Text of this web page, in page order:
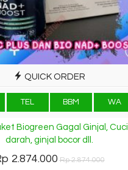
QUICK ORDER
TEL BBM WA
Biogreen Gagal Ginjal, Cuci
darah, ginjal bocor dll.
2.874.000 Rp 2.874.000